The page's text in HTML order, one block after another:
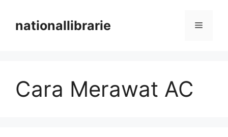
contentnationallibrarie Menu
Cara Merawat AC